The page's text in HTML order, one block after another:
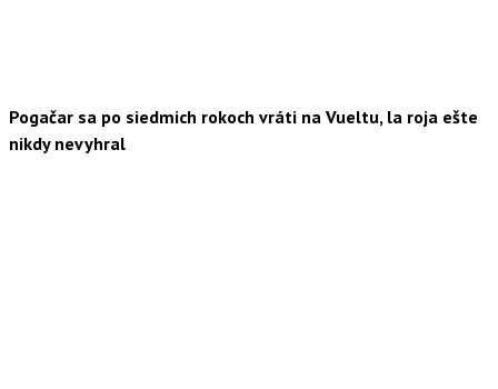
Pogačar sa po siedmich rokoch vráti na Vueltu, la roja ešte
nikdy nevyhral